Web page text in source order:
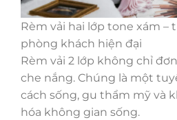
Rèm vải hai lớp tone xám –
phòng khách hiện đại
Rèm vải 2 lớp không chỉ
che nắng. Chúng là một
cách sống, gu thẩm mỹ và
hóa không gian sống.